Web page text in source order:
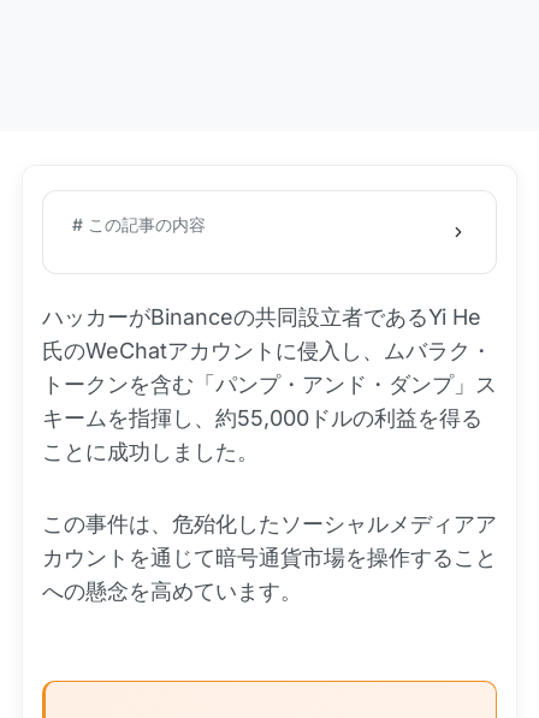
# この記事の内容
ハッカーがBinanceの共同設立者であるYi He
氏のWeChatアカウントに侵入し、ムバラク・
トークンを含む「パンプ・アンド・ダンプ」ス
キームを指揮し、約55,000ドルの利益を得る
ことに成功しました。
この事件は、危殆化したソーシャルメディアア
カウントを通じて暗号通貨市場を操作すること
への懸念を高めています。